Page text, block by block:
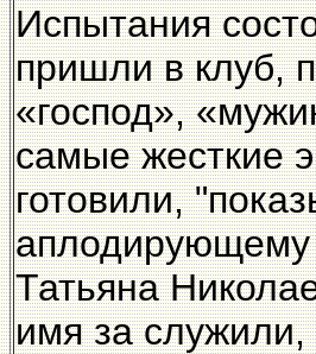
Испытания
пришли в клуб,
«господ»,
самые жесткие
готовили,
аплодирующему
Татьяна
имя за служили,